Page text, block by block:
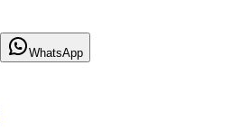
WhatsApp